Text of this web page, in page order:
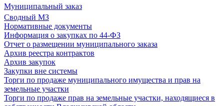
Муниципальный заказ
Сводный МЗ
Нормативные документы
Информация о закупках по 44-ФЗ
Отчет о размещении муниципального заказа
Архив реестра контрактов
Архив закупок
Закупки вне системы
Торги по продаже муниципального имущества и прав на
земельные участки
Торги по продаже прав на земельные участки, находящиеся в